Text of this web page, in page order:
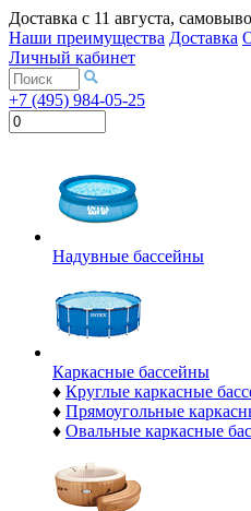
Доставка с 11 августа,
Наши преимущества Доставка
Личный кабинет
+7 (495) 984-05-25
Надувные бассейны
Каркасные бассейны
♦ Круглые каркасные
♦ Прямоугольные
♦ Овальные каркасные